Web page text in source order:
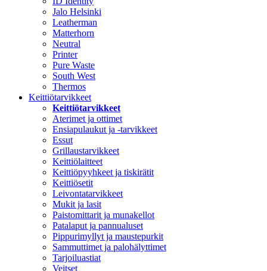
Jalo Helsinki
Leatherman
Matterhorn
Neutral
Printer
Pure Waste
South West
Thermos
Keittiötarvikkeet
Keittiötarvikkeet
Aterimet ja ottimet
Ensiapulaukut ja -tarvikkeet
Essut
Grillaustarvikkeet
Keittiölaitteet
Keittiöpyyhkeet ja tiskirätit
Keittiösetit
Leivontatarvikkeet
Mukit ja lasit
Paistomittarit ja munakellot
Patalaput ja pannualuset
Pippurimyllyt ja maustepurkit
Sammuttimet ja palohälyttimet
Tarjoiluastiat
Veitset